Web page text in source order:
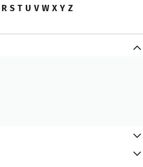
R S T U V W X Y Z